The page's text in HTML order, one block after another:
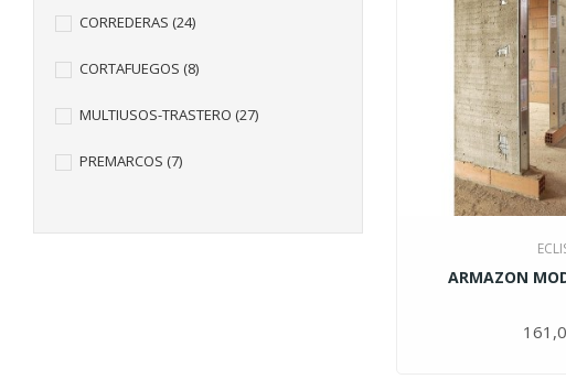
CORREDERAS (24)
CORTAFUEGOS (8)
MULTIUSOS-TRASTERO (27)
PREMARCOS (7)
ARMAZON